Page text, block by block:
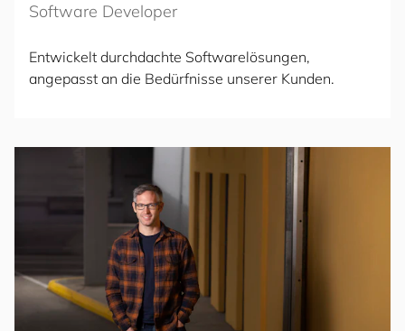
Software Developer
Entwickelt durchdachte Softwarelösungen,
angepasst an die Bedürfnisse unserer Kunden.